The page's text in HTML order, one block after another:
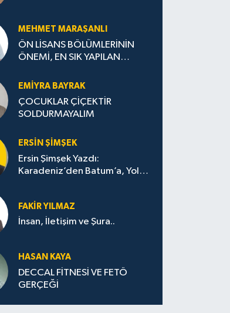
MEHMET MARAŞANLI
ÖN LİSANS BÖLÜMLERİNİN
ÖNEMİ, EN SIK YAPILAN
STRATEJİLERİ
EMIYRA BAYRAK
ÇOCUKLAR ÇİÇEKTİR
SOLDURMAYALIM
ERSIN ŞIMŞEK
Ersin Şimşek Yazdı:
Karadeniz’den Batum’a, Yolun
FAKIR YILMAZ
İnsan, İletişim ve Şura..
HASAN KAYA
DECCAL FİTNESİ VE FETÖ
GERÇEĞİ